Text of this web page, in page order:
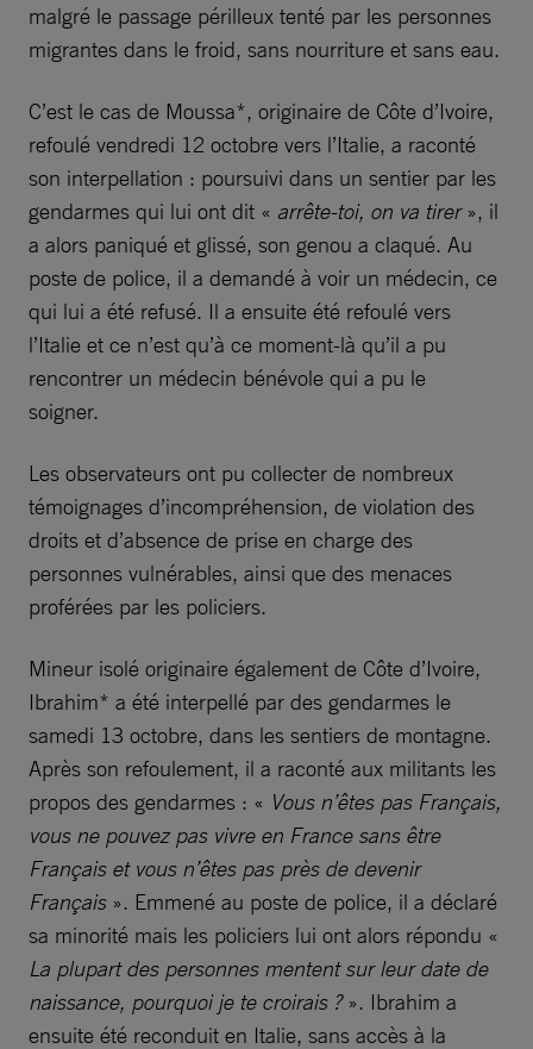
malgré le passage périlleux tenté par les personnes
migrantes dans le froid, sans nourriture et sans eau.
C’est le cas de Moussa*, originaire de Côte d’Ivoire,
refoulé vendredi 12 octobre vers l’Italie, a raconté
son interpellation : poursuivi dans un sentier par les
gendarmes qui lui ont dit « arrête-toi, on va tirer», il
a alors paniqué et glissé, son genou a claqué. Au
poste de police, il a demandé à voir un médecin, ce
qui lui a été refusé. Il a ensuite été refoulé vers
l’Italie et ce n’est qu’à ce moment-là qu’il a pu
rencontrer un médecin bénévole qui a pu le
soigner.
Les observateurs ont pu collecter de nombreux
témoignages d’incompréhension, de violation des
droits et d’absence de prise en charge des
personnes vulnérables, ainsi que des menaces
proférées par les policiers.
Mineur isolé originaire également de Côte d’Ivoire,
Ibrahim* a été interpellé par des gendarmes le
samedi 13 octobre, dans les sentiers de montagne.
Après son refoulement, il a raconté aux militants les
propos des gendarmes : « Vous n’êtes pas Français,
vous ne pouvez pas vivre en France sans être
Français et vous n’êtes pas près de devenir
Français». Emmené au poste de police, il a déclaré
sa minorité mais les policiers lui ont alors répondu «
La plupart des personnes mentent sur leur date de
naissance, pourquoi je te croirais ?». Ibrahim a
ensuite été reconduit en Italie, sans accès à la